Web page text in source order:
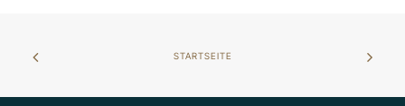
STARTSEITE